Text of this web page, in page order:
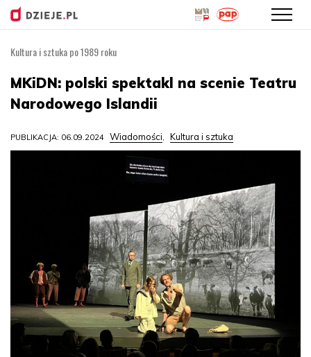
treści
Kultura i sztuka po 1989 roku
MKiDN: polski spektakl na scenie Teatru
Narodowego Islandii
PUBLIKACJA: 06.09.2024 Wiadomości, Kultura i sztuka